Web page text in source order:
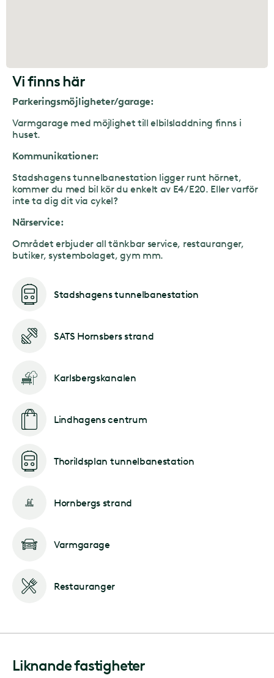
Vi finns här
Parkeringsmöjligheter/garage:
Varmgarage med möjlighet till elbilsladdning finns i
huset.
Kommunikationer:
Stadshagens tunnelbanestation ligger runt hörnet,
kommer du med bil kör du enkelt av E4/E20. Eller varför
inte ta dig dit via cykel?
Närservice:
Området erbjuder all tänkbar service, restauranger,
butiker, systembolaget, gym mm.
Stadshagens tunnelbanestation
SATS Hornsbers strand
Karlsbergskanalen
Lindhagens centrum
Thorildsplan tunnelbanestation
Hornbergs strand
Varmgarage
Restauranger
Liknande fastigheter